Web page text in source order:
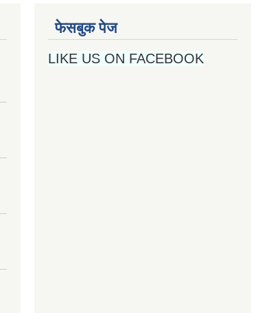
फेसबुक पेज
LIKE US ON FACEBOOK